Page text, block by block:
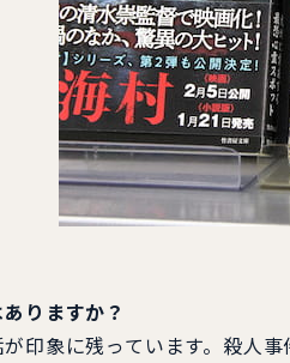
りますか？
印象に残っています。殺人